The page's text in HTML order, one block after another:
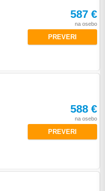
587 €
na osebo
PREVERI
588 €
na osebo
PREVERI